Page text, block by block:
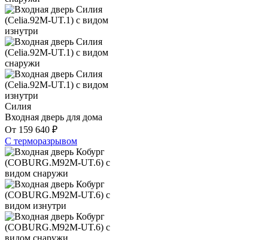
Силия
Входная дверь для дома
От 159 640 ₽
С терморазрывом